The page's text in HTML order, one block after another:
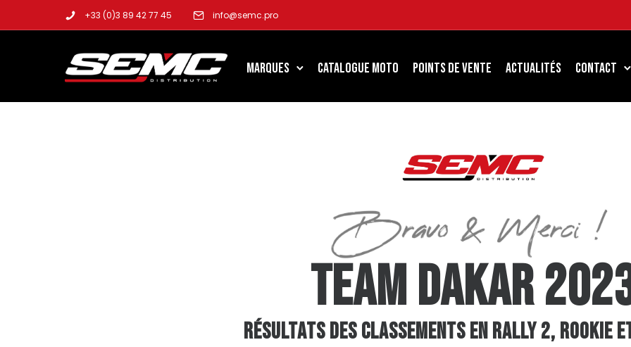
+33 (0)3 89 42 77 45 info@semc.pro
Marques Catalogue Moto Points de Vente Actualités Contact
TEAM DAKAR
Résultats des classements en RALLY 2, ROOKIE